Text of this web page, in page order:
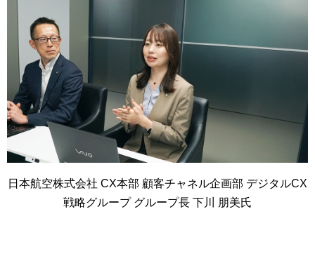
日本航空株式会社 CX本部 顧客チャネル企画部 デジタルCX
戦略グループ グループ長 下川 朋美氏